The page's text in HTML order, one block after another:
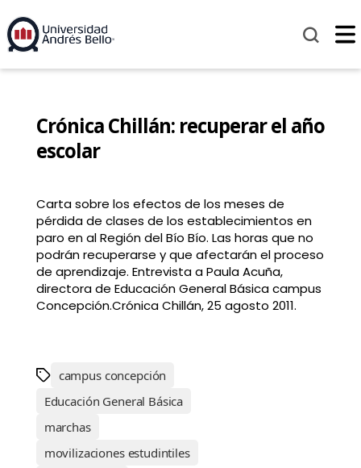
Crónica Chillán: recuperar el año
escolar
Carta sobre los efectos de los meses de
pérdida de clases de los establecimientos en
paro en al Región del Bío Bío. Las horas que no
podrán recuperarse y que afectarán el proceso
de aprendizaje. Entrevista a Paula Acuña,
directora de Educación General Básica campus
Concepción.Crónica Chillán, 25 agosto 2011.
campus concepción
Educación General Básica
marchas
movilizaciones estudintiles